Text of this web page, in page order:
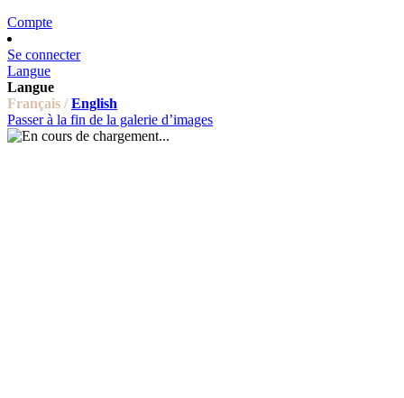
Compte
Se connecter
Langue
Langue
Français / English
Passer à la fin de la galerie d’images